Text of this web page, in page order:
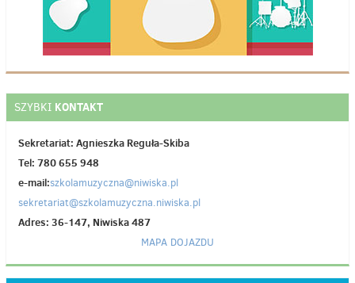
SZYBKI KONTAKT
Sekretariat: Agnieszka Reguła-Skiba
Tel: 780 655 948
e-mail:szkolamuzyczna@niwiska.pl
sekretariat@szkolamuzyczna.niwiska.pl
Adres: 36-147, Niwiska 487
MAPA DOJAZDU